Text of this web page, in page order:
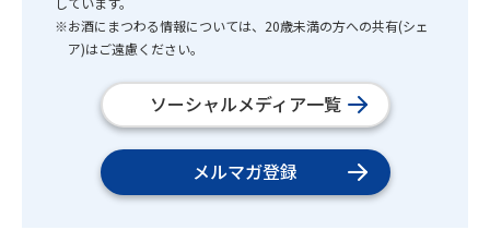
※お酒にまつわる情報については、20歳未満の方への共有(シェ
ア)はご遠慮ください。
ソーシャルメディア一覧
メルマガ登録